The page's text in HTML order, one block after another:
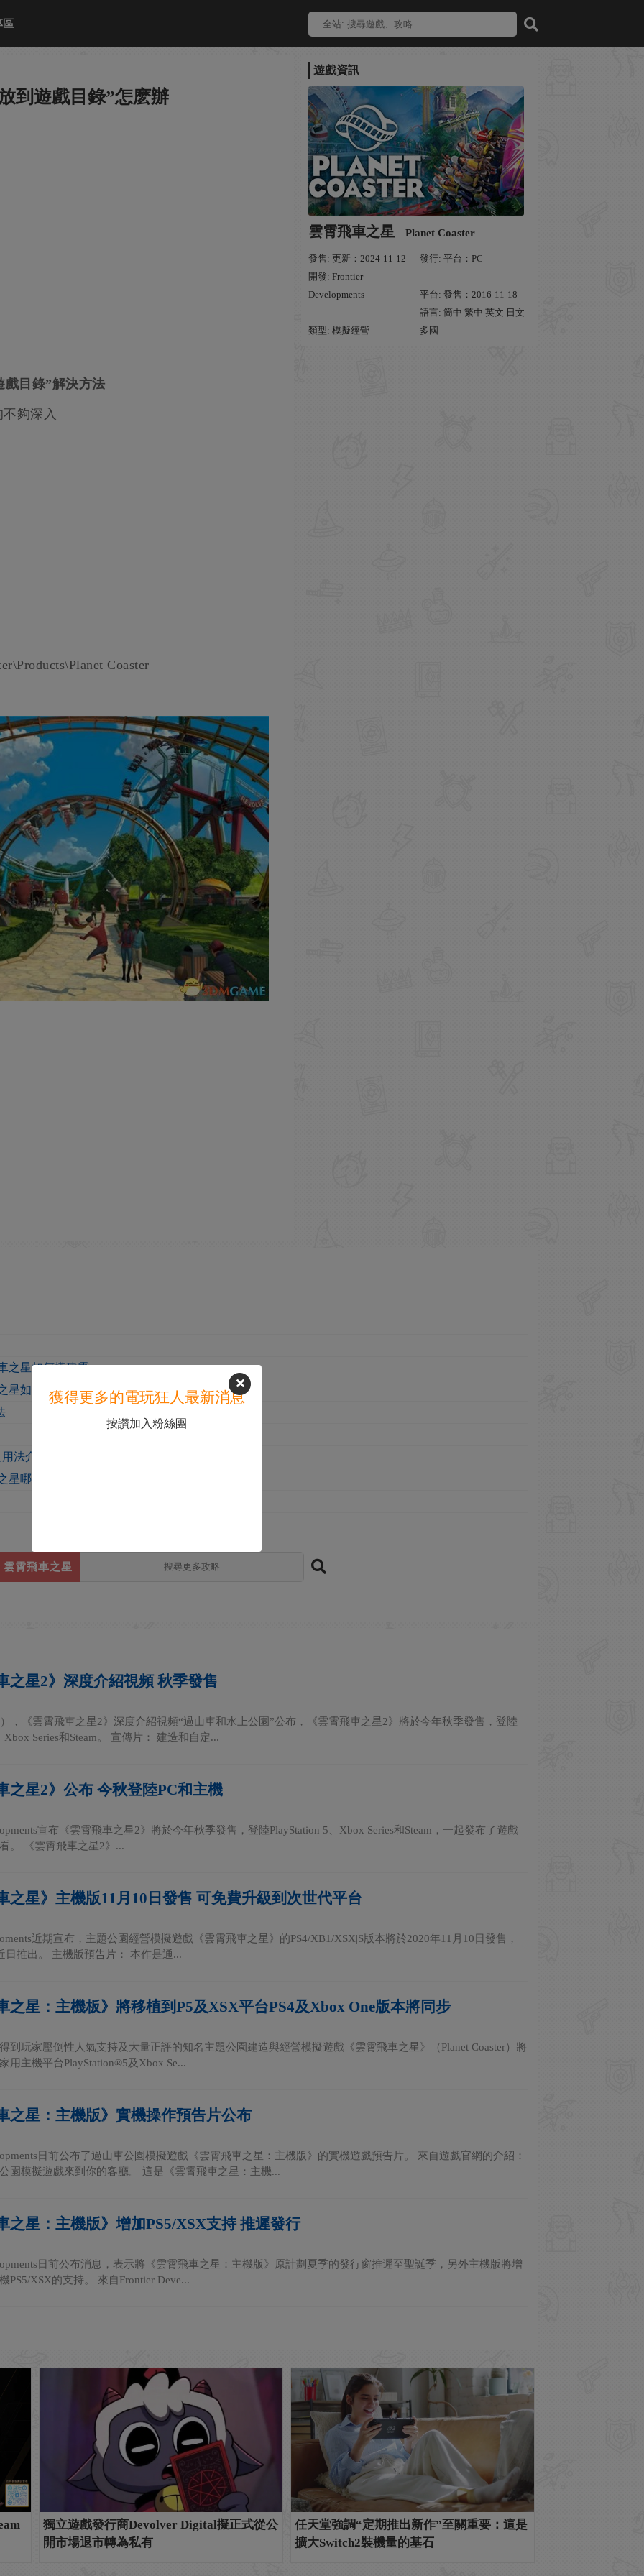
區
遊戲資訊
雲霄飛車之星 Planet Coaster
發售: 更新：2024-11-12
發行: 平台：PC
開發: Frontier
Developments
平台: 發售：2016-11-18
類型: 模擬經營
語言: 簡中 繁中 英文 日文
多國
到遊戲目錄”怎麽辦
目錄”解決方法
夠深入
Coaster
之星如何搭建露
星如何種植櫻花
法介紹
星哪個設施最賺
雲霄飛車之星
之星2》深度介紹視頻 秋季發售
，《雲霄飛車之星2》深度介紹視頻“過山車和水上公園”公布，《雲霄飛車之星2》將於今年秋季發售，登陸
Xbox Series和Steam。 宣傳片： 建造和自定...
之星2》公布 今秋登陸PC和主機
宣布《雲霄飛車之星2》將於今年秋季發售，登陸PlayStation 5、Xbox Series和Steam，一起發布了遊戲
。 《雲霄飛車之星2》...
之星》主機版11月10日發售 可免費升級到次世代平台
近期宣布，主題公園經營模擬遊戲《雲霄飛車之星》的PS4/XB1/XSX|S版本將於2020年11月10日發售，
日推出。 主機版預告片： 本作是通...
之星：主機板》將移植到P5及XSX平台PS4及Xbox One版本將同步
得到玩家壓倒性人氣支持及大量正評的知名主題公園建造與經營模擬遊戲《雲霄飛車之星》（Planet Coaster）將
用主機平台PlayStation®5及Xbox Se...
之星：主機版》實機操作預告片公布
日前公布了過山車公園模擬遊戲《雲霄飛車之星：主機版》的實機遊戲預告片。 來自遊戲官網的介紹：
園模擬遊戲來到你的客廳。 這是《雲霄飛車之星：主機...
之星：主機版》增加PS5/XSX支持 推遲發行
日前公布消息，表示將《雲霄飛車之星：主機版》原計劃夏季的發行窗推遲至聖誕季，另外主機版將增
PS5/XSX的支持。 來自Frontier Deve...
獨立遊戲發行商Devolver Digital擬正式從公
開市場退市轉為私有
任天堂強調“定期推出新作”至關重要：這是
擴大Switch2裝機量的基石
獲得更多的電玩狂人最新消息
按讚加入粉絲團